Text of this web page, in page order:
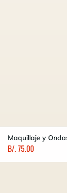
B/. 75.00